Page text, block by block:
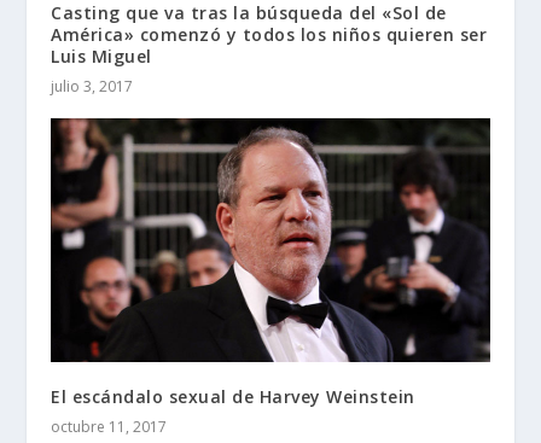
Casting que va tras la búsqueda del «Sol de
América» comenzó y todos los niños quieren ser
Luis Miguel
julio 3, 2017
El escándalo sexual de Harvey Weinstein
octubre 11, 2017